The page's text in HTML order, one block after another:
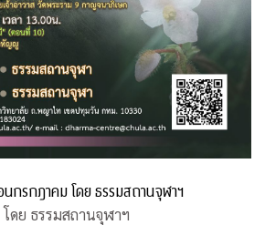
นกรกฎาคม โดย ธรรมสถานจุฬาฯ
ดย ธรรมสถานจุฬาฯ